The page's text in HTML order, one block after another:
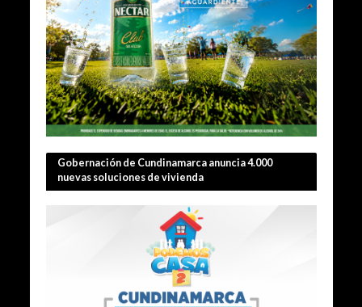
Gobernación de Cundinamarca anuncia 4.000
nuevas soluciones de vivienda